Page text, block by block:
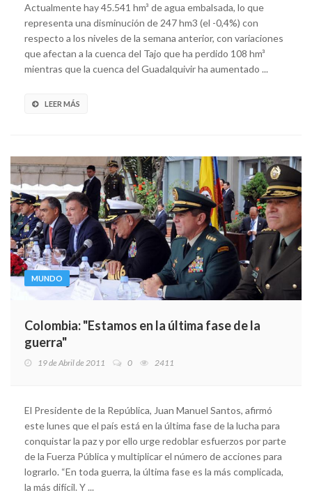
Actualmente hay 45.541 hm³ de agua embalsada, lo que
representa una disminución de 247 hm3 (el -0,4%) con
respecto a los niveles de la semana anterior, con variaciones
que afectan a la cuenca del Tajo que ha perdido 108 hm³
mientras que la cuenca del Guadalquivir ha aumentado ...
LEER MÁS
MUNDO
Colombia: "Estamos en la última fase de la
guerra"
19 de Abril de 2011 0 2411
El Presidente de la República, Juan Manuel Santos, afirmó
este lunes que el país está en la última fase de la lucha para
conquistar la paz y por ello urge redoblar esfuerzos por parte
de la Fuerza Pública y multiplicar el número de acciones para
lograrlo. “En toda guerra, la última fase es la más complicada,
la más difícil. Y ...